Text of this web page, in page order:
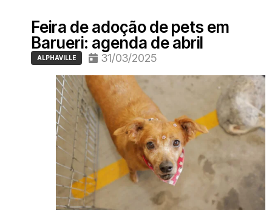
Feira de adoção de pets em
Barueri: agenda de abril
ALPHAVILLE 31/03/2025